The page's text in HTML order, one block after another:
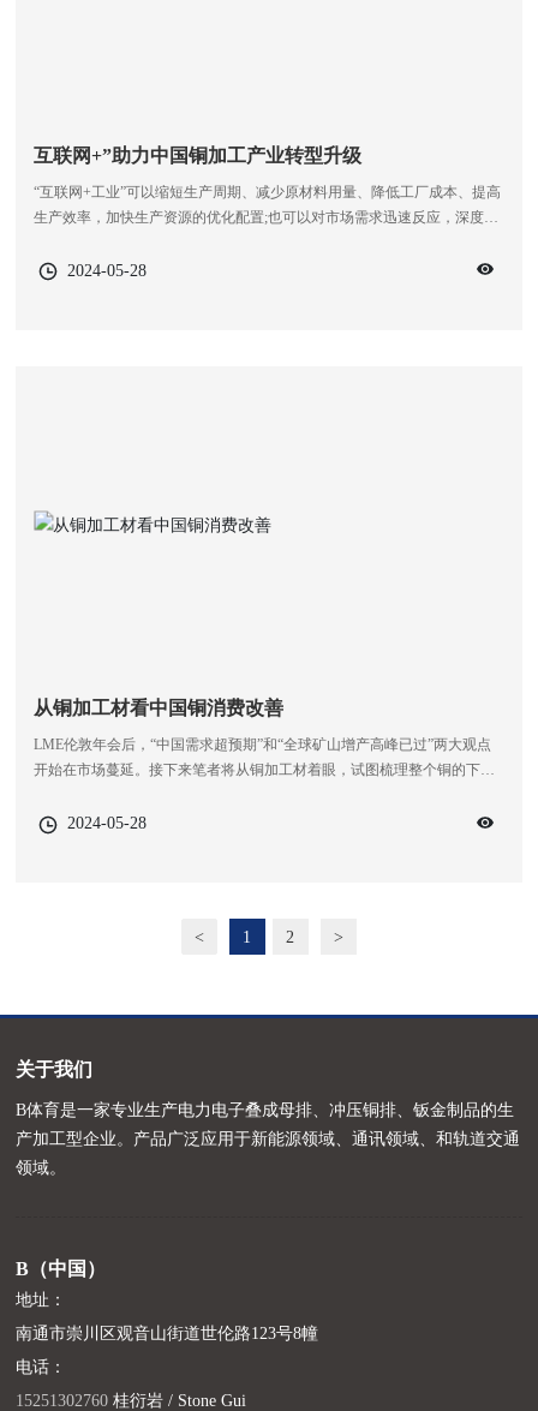
互联网+”助力中国铜加工产业转型升级
“互联网+工业”可以缩短生产周期、减少原材料用量、降低工厂成本、提高
生产效率，加快生产资源的优化配置;也可以对市场需求迅速反应，深度发
化、制造服务化，以市场数据驱动技术研发，从而形成自下而上的生产导
2024-05-28
从铜加工材看中国铜消费改善
LME伦敦年会后，“中国需求超预期”和“全球矿山增产高峰已过”两大观点
开始在市场蔓延。接下来笔者将从铜加工材着眼，试图梳理整个铜的下游
2024-05-28
< 1 2 >
关于我们
B体育是一家专业生产电力电子叠成母排、冲压铜排、钣金制品的生
产加工型企业。产品广泛应用于新能源领域、通讯领域、和轨道交通
领域。
B（中国）
地址：
南通市崇川区观音山街道世伦路123号8幢
电话：
15251302760 桂衍岩 / Stone Gui